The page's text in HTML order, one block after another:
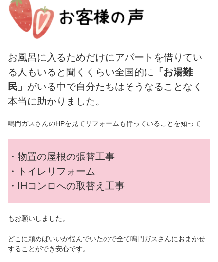
お風呂に入るためだけにアパートを借りてい
る人もいると聞くくらい全国的に 「お湯難
民」 がいる中で自分たちはそうなることなく
本当に助かりました。
鳴門ガスさんのHPを見てリフォームも行っていることを知って
・物置の屋根の張替工事
・トイレリフォーム
・IHコンロへの取替え工事
もお願いしました。
どこに頼めばいいか悩んでいたので全て鳴門ガスさんにおまかせ
することができ安心です。